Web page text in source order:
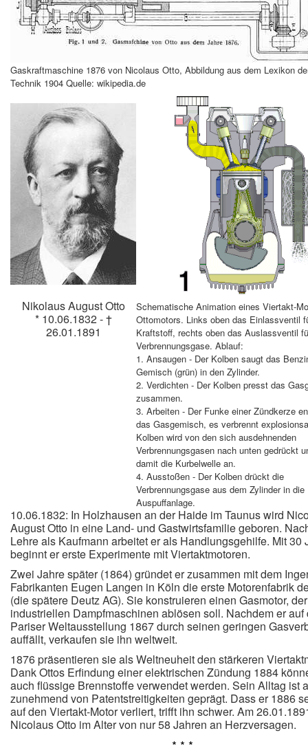
Gaskraftmaschine 1876 von Nicolaus Otto, Abbildung aus dem Lexikon
Technik 1904 Quelle: wikipedia.de
Nikolaus August Otto
* 10.06.1832 - †
26.01.1891
Schematische Animation eines Viertakt-
Ottomotors. Links oben das Einlassventil
Kraftstoff, rechts oben das Auslassventil
Verbrennungsgase. Ablauf:
1. Ansaugen - Der Kolben saugt das
Gemisch (grün) in den Zylinder.
2. Verdichten - Der Kolben presst das
zusammen.
3. Arbeiten - Der Funke einer Zündkerze
das Gasgemisch, es verbrennt
Kolben wird von den sich ausdehnenden
Verbrennungsgasen nach unten gedrückt
damit die Kurbelwelle an.
4. Ausstoßen - Der Kolben drückt die
Verbrennungsgase aus dem Zylinder in die
Auspuffanlage.
10.06.1832: In Holzhausen an der Haide im Taunus wird
August Otto in eine Land- und Gastwirtsfamilie geboren.
Lehre als Kaufmann arbeitet er als Handlungsgehilfe. Mit 30
beginnt er erste Experimente mit Viertaktmotoren.
Zwei Jahre später (1864) gründet er zusammen mit dem
Fabrikanten Eugen Langen in Köln die erste Motorenfabrik
(die spätere Deutz AG). Sie konstruieren einen Gasmotor,
industriellen Dampfmaschinen ablösen soll. Nachdem er auf
Pariser Weltausstellung 1867 durch seinen geringen
auffällt, verkaufen sie ihn weltweit.
1876 präsentieren sie als Weltneuheit den stärkeren
Dank Ottos Erfindung einer elektrischen Zündung 1884
auch flüssige Brennstoffe verwendet werden. Sein Alltag ist
zunehmend von Patentstreitigkeiten geprägt. Dass er 1886
auf den Viertakt-Motor verliert, trifft ihn schwer. Am
Nicolaus Otto im Alter von nur 58 Jahren an Herzversagen.
* * *